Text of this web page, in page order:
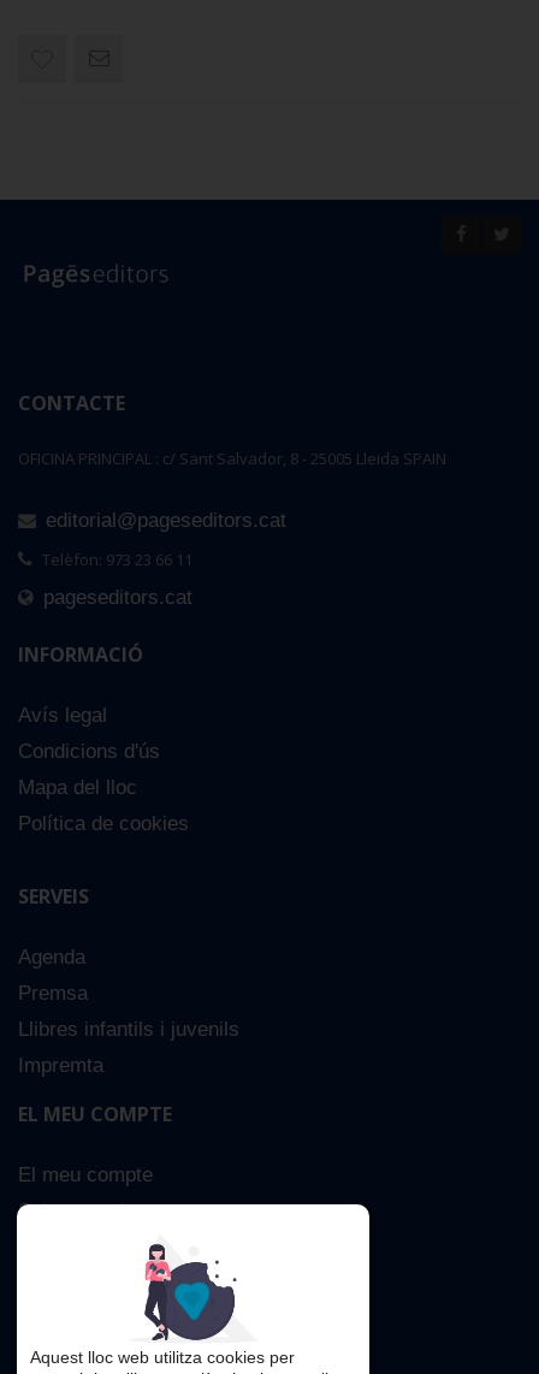
CONTACTE
OFICINA PRINCIPAL : c/ Sant Salvador, 8 - 25005 Lleida SPAIN
editorial@pageseditors.cat
Telèfon: 973 23 66 11
pageseditors.cat
INFORMACIÓ
Avís legal
Condicions d'ús
Mapa del lloc
Política de cookies
SERVEIS
Agenda
Premsa
Llibres infantils i juvenils
Impremta
EL MEU COMPTE
El meu compte
Sobre nosaltres
Cerca Avançada
Aquest lloc web utilitza cookies per